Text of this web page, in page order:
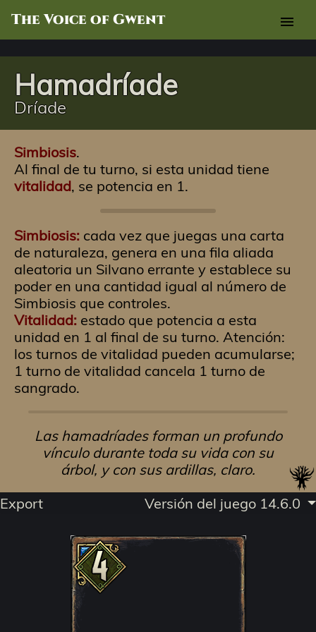
The Voice of Gwent menu
Hamadríade
Dríade
Simbiosis.
Al final de tu turno, si esta unidad tiene
vitalidad, se potencia en 1.
Simbiosis: cada vez que juegas una carta
de naturaleza, genera en una fila aliada
aleatoria un Silvano errante y establece su
poder en una cantidad igual al número de
Simbiosis que controles.
Vitalidad: estado que potencia a esta
unidad en 1 al final de su turno. Atención:
los turnos de vitalidad pueden acumularse;
1 turno de vitalidad cancela 1 turno de
sangrado.
Las hamadríades forman un profundo
vínculo durante toda su vida con su
árbol, y con sus ardillas, claro.
Export
Versión del juego 14.6.0